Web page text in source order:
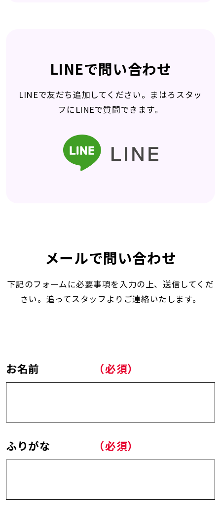
LINEで問い合わせ
LINEで友だち追加してください。まはろスタッ
フにLINEで質問できます。
メールで問い合わせ
下記のフォームに必要事項を入力の上、送信してくだ
さい。追ってスタッフよりご連絡いたします。
お名前 （必須）
ふりがな （必須）